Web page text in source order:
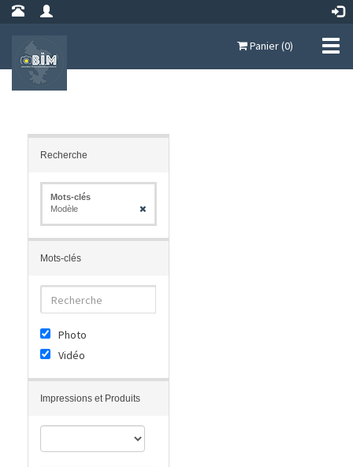
Panier (0)
Recherche
Mots-clés
Modèle
Mots-clés
Photo
Vidéo
Impressions et Produits